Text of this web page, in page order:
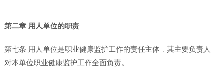
第二章 用人单位的职责
第七条 用人单位是职业健康监护工作的责任主体，其主要负责人
对本单位职业健康监护工作全面负责。